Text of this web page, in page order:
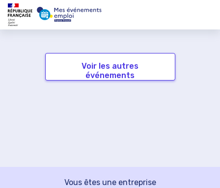
Voir les autres
événements
Vous êtes une entreprise